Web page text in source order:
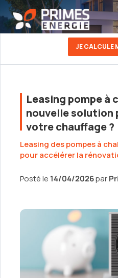
JE CALCULE
Leasing pompe à
nouvelle solution
votre chauffage ?
Leasing des pompes à
pour accélérer la
Posté le 14/04/2026par